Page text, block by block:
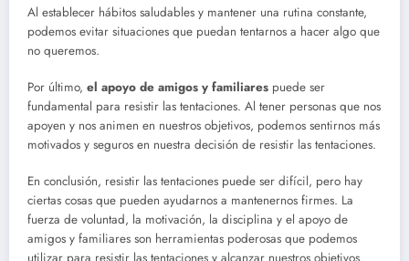
Al establecer hábitos saludables y mantener una rutina constante,
podemos evitar situaciones que puedan tentarnos a hacer algo que
no queremos.
Por último, el apoyo de amigos y familiares puede ser
fundamental para resistir las tentaciones. Al tener personas que nos
apoyen y nos animen en nuestros objetivos, podemos sentirnos más
motivados y seguros en nuestra decisión de resistir las tentaciones.
En conclusión, resistir las tentaciones puede ser difícil, pero hay
ciertas cosas que pueden ayudarnos a mantenernos firmes. La
fuerza de voluntad, la motivación, la disciplina y el apoyo de
amigos y familiares son herramientas poderosas que podemos